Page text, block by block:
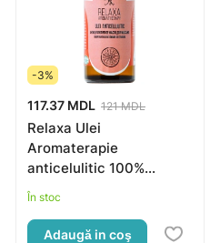
-3%
117.37 MDL 121 MDL
Relaxa Ulei
Aromaterapie
anticelulitic 100%
natural
În stoc
Adaugă in coş